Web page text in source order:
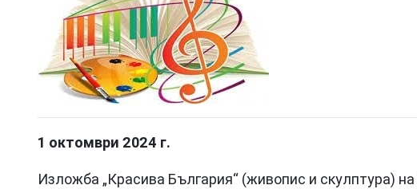
1 октомври 2024 г.
Изложба „Красива България“ (живопис и скулптура)